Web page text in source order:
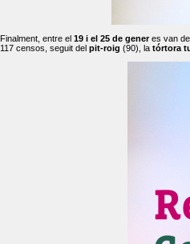
Finalment, entre el 19 i el 25 de generes van
117 censos, seguit del pit-roig (90), la tórtora